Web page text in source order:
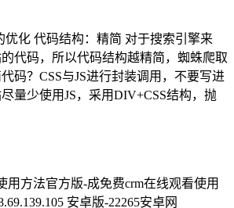
优化 代码结构：精简 对于搜索引擎来
代码，所以代码结构越精简，蜘蛛爬取
码？CSS与JS进行封装调用，不要写进
量少使用JS，采用DIV+CSS结构，抛
用方法官方版-成免费crm在线观看使用
安卓版-22265安卓网